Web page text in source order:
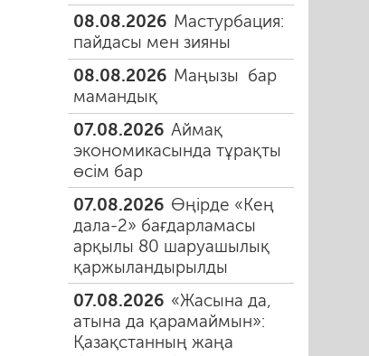
08.08.2026 Мастурбация:
пайдасы мен зияны
08.08.2026 Маңызы бар
мамандық
07.08.2026 Аймақ
экономикасында тұрақты
өсім бар
07.08.2026 Өңірде «Кең
дала-2» бағдарламасы
арқылы 80 шаруашылық
қаржыландырылды
07.08.2026 «Жасына да,
атына да қарамаймын»:
Қазақстанның жаңа